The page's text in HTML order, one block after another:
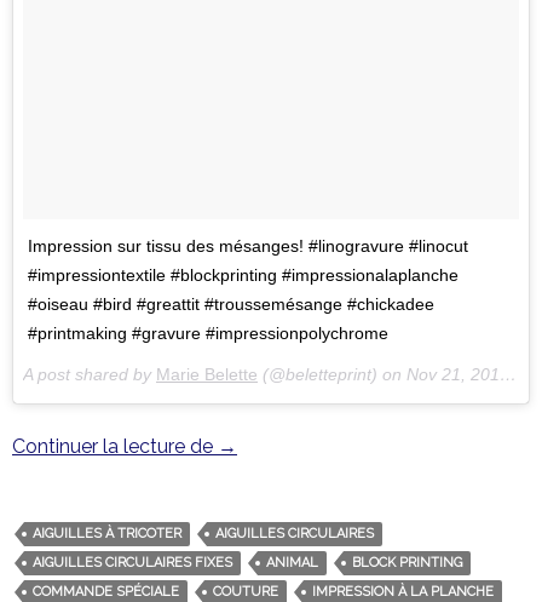
Impression sur tissu des mésanges! #linogravure #linocut
#impressiontextile #blockprinting #impressionalaplanche
#oiseau #bird #greattit #troussemésange #chickadee
#printmaking #gravure #impressionpolychrome
A post shared by Marie Belette (@beletteprint) on Nov 21, 2017 at 11:53pm PST
Continuer la lecture de Une pochette mésange sur mesure
→
AIGUILLES À TRICOTER
AIGUILLES CIRCULAIRES
AIGUILLES CIRCULAIRES FIXES
ANIMAL
BLOCK PRINTING
COMMANDE SPÉCIALE
COUTURE
IMPRESSION À LA PLANCHE